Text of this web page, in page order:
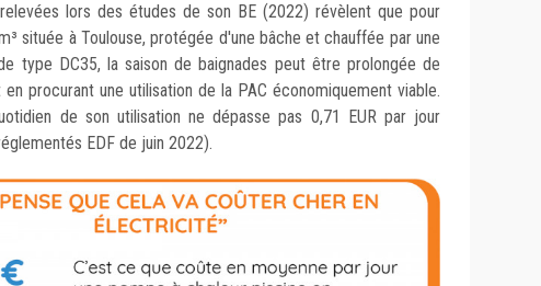
lors des études de son BE (2022) révèlent que pour
située à Toulouse, protégée d'une bâche et chauffée par une
type DC35, la saison de baignades peut être prolongée de
procurant une utilisation de la PAC économiquement viable.
de son utilisation ne dépasse pas 0,71 EUR par jour
EDF de juin 2022).